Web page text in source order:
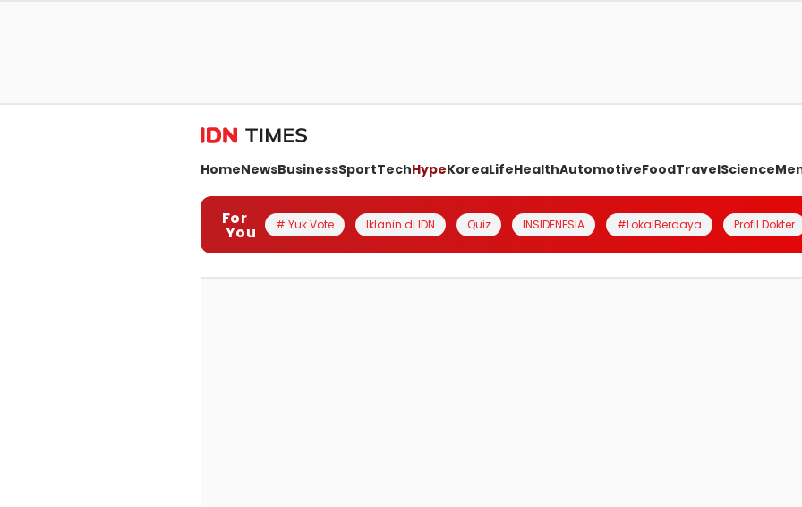
HomeNewsBusinessSportTechHypeKoreaLifeHealthAutomotiveFoodTravelScience
For
You # Yuk Vote Iklanin di IDN Quiz INSIDENESIA #LokalBerdaya Profil Dokter